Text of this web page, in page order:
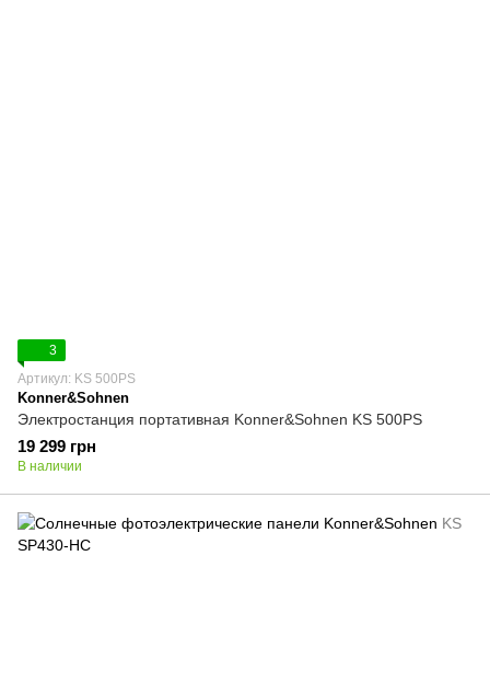
3
Артикул: KS 500PS
Konner&Sohnen
Электростанция портативная Konner&Sohnen KS 500PS
19 299 грн
В наличии